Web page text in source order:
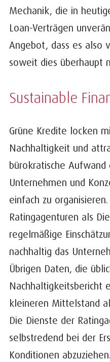
Mechanik, die in
Loan-Verträgen
Angebot, dass es also
soweit dies überhaupt
Sustainable
Grüne Kredite locken
Nachhaltigkeit und
bürokratische
Unternehmen und
einfach zu
Ratingagenturen als
regelmäßige
nachhaltig das
Übrigen Daten, die
Nachhaltigkeitsbericht
kleineren Mittelstand
Die Dienste der
selbstredend bei der
Konditionen abzuziehen.